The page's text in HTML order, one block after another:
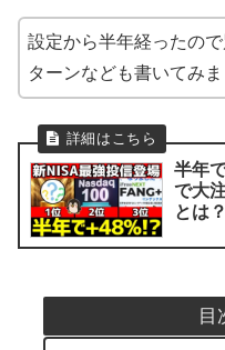
設定から半年経ったの
ターンなども書いてみま
半年
で大
とは？
目